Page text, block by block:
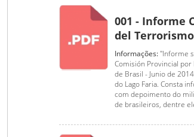
001 - Informe
del
Informações:"Informe
Comisión Provincial por
de Brasil - Junio de
do Lago Faria. Consta
com depoimento do
de brasileiros, dentre